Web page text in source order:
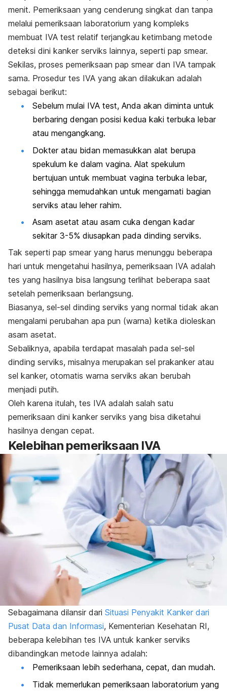
menit. Pemeriksaan yang cenderung singkat dan tanpa
melalui pemeriksaan laboratorium yang kompleks
membuat IVA test relatif terjangkau ketimbang metode
deteksi dini kanker serviks lainnya, seperti pap smear.
Sekilas, proses pemeriksaan pap smear dan IVA tampak
sama. Prosedur tes IVA yang akan dilakukan adalah
sebagai berikut:
Sebelum mulai IVA test, Anda akan diminta untuk
berbaring dengan posisi kedua kaki terbuka lebar
atau mengangkang.
Dokter atau bidan memasukkan alat berupa
spekulum ke dalam vagina. Alat spekulum
bertujuan untuk membuat vagina terbuka lebar,
sehingga memudahkan untuk mengamati bagian
serviks atau leher rahim.
Asam asetat atau asam cuka dengan kadar
sekitar 3-5% diusapkan pada dinding serviks.
Tak seperti pap smear yang harus menunggu beberapa
hari untuk mengetahui hasilnya, pemeriksaan IVA adalah
tes yang hasilnya bisa langsung terlihat beberapa saat
setelah pemeriksaan berlangsung.
Biasanya, sel-sel dinding serviks yang normal tidak akan
mengalami perubahan apa pun (warna) ketika dioleskan
asam asetat.
Sebaliknya, apabila terdapat masalah pada sel-sel
dinding serviks, misalnya merupakan sel prakanker atau
sel kanker, otomatis warna serviks akan berubah
menjadi putih.
Oleh karena itulah, tes IVA adalah salah satu
pemeriksaan dini kanker serviks yang bisa diketahui
hasilnya dengan cepat.
Kelebihan pemeriksaan IVA
Sebagaimana dilansir dari Situasi Penyakit Kanker dari
Pusat Data dan Informasi, Kementerian Kesehatan RI,
beberapa kelebihan tes IVA untuk kanker serviks
dibandingkan metode lainnya adalah:
Pemeriksaan lebih sederhana, cepat, dan mudah.
Tidak memerlukan pemeriksaan laboratorium yang